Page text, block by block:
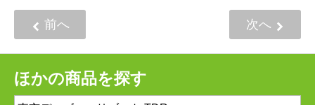
前へ 次へ
ほかの商品を探す